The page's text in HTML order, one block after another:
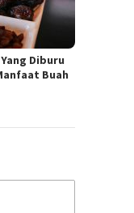
Diburu
Buah